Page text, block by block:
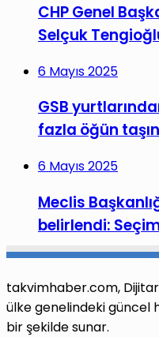
CHP Genel
Selçuk
6 Mayıs 2025
GSB
fazla öğün
6 Mayıs 2025
Meclis
belirlendi:
takvimhaber.com,
ülke genelindeki güncel
bir şekilde sunar.